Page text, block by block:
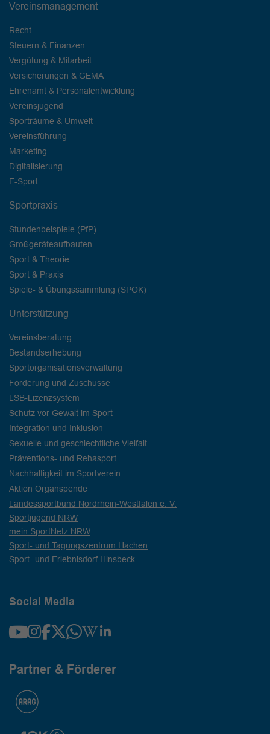
Vereinsmanagement
Recht
Steuern & Finanzen
Vergütung & Mitarbeit
Versicherungen & GEMA
Ehrenamt & Personalentwicklung
Vereinsjugend
Sporträume & Umwelt
Vereinsführung
Marketing
Digitalisierung
E-Sport
Sportpraxis
Stundenbeispiele (PfP)
Großgeräteaufbauten
Sport & Theorie
Sport & Praxis
Spiele- & Übungssammlung (SPOK)
Unterstützung
Vereinsberatung
Bestandserhebung
Sportorganisationsverwaltung
Förderung und Zuschüsse
LSB-Lizenzsystem
Schutz vor Gewalt im Sport
Integration und Inklusion
Sexuelle und geschlechtliche Vielfalt
Präventions- und Rehasport
Nachhaltigkeit im Sportverein
Aktion Organspende
Landessportbund Nordrhein-Westfalen e. V.
Sportjugend NRW
mein SportNetz NRW
Sport- und Tagungszentrum Hachen
Sport- und Erlebnisdorf Hinsbeck
Social Media
Partner & Förderer